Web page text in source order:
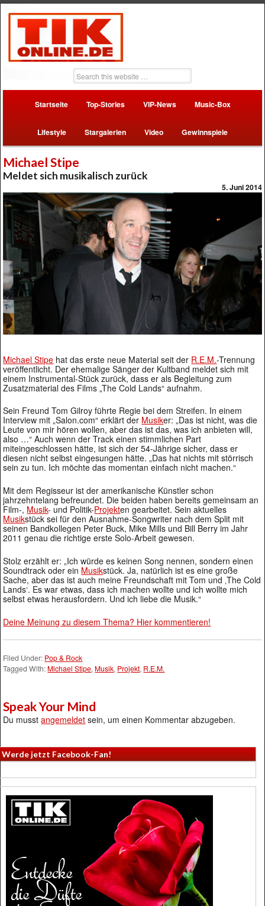
Startseite Top-Stories VIP-News Music-Box
Lifestyle Stargalerien Video Gewinnspiele
Michael Stipe
Meldet sich musikalisch zurück
5. Juni 2014
Michael Stipe hat das erste neue Material seit der R.E.M.-Trennung
veröffentlicht. Der ehemalige Sänger der Kultband meldet sich mit
einem Instrumental-Stück zurück, dass er als Begleitung zum
Zusatzmaterial des Films „The Cold Lands“ aufnahm.
Sein Freund Tom Gilroy führte Regie bei dem Streifen. In einem
Interview mit „Salon.com“ erklärt der Musiker: „Das ist nicht, was die
Leute von mir hören wollen, aber das ist das, was ich anbieten will,
also …“ Auch wenn der Track einen stimmlichen Part
miteingeschlossen hätte, ist sich der 54-Jährige sicher, dass er
diesen nicht selbst eingesungen hätte. „Das hat nichts mit störrisch
sein zu tun. Ich möchte das momentan einfach nicht machen.“
Mit dem Regisseur ist der amerikanische Künstler schon
jahrzehntelang befreundet. Die beiden haben bereits gemeinsam an
Film-, Musik- und Politik-Projekten gearbeitet. Sein aktuelles
Musikstück sei für den Ausnahme-Songwriter nach dem Split mit
seinen Bandkollegen Peter Buck, Mike Mills und Bill Berry im Jahr
2011 genau die richtige erste Solo-Arbeit gewesen.
Stolz erzählt er: „Ich würde es keinen Song nennen, sondern einen
Soundtrack oder ein Musikstück. Ja, natürlich ist es eine große
Sache, aber das ist auch meine Freundschaft mit Tom und ‚The Cold
Lands‘. Es war etwas, dass ich machen wollte und ich wollte mich
selbst etwas herausfordern. Und ich liebe die Musik.“
Deine Meinung zu diesem Thema? Hier kommentieren!
Filed Under: Pop & Rock
Tagged With: Michael Stipe, Musik, Projekt, R.E.M.
Speak Your Mind
Du musstangemeldet sein, um einen Kommentar abzugeben.
Werde jetzt Facebook-Fan!